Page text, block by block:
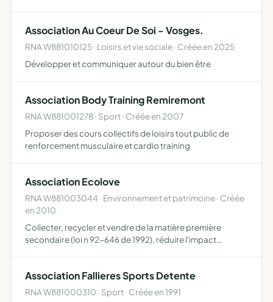
Association Au Coeur De Soi - Vosges.
RNA W881010125 · Loisirs et vie sociale · Créée en 2025
Développer et communiquer autour du bien être
Association Body Training Remiremont
RNA W881001278 · Sport · Créée en 2007
Proposer des cours collectifs de loisirs tout public de
renforcement musculaire et cardio training
Association Ecolove
RNA W881003044 · Environnement et patrimoine · Créée
en 2010
Collecter, recycler et vendre de la matière première
secondaire (loi n 92-646 de 1992), réduire l'impact
développe…
Association Fallieres Sports Detente
RNA W881000310 · Sport · Créée en 1991